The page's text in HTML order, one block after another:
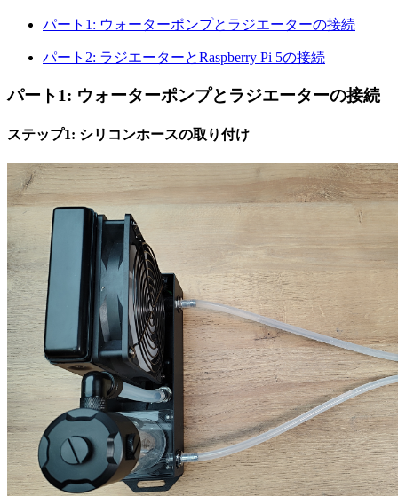
パート1: ウォーターポンプとラジエーターの接続
パート2: ラジエーターとRaspberry Pi 5の接続
パート1: ウォーターポンプとラジエーターの接続
ステップ1: シリコンホースの取り付け